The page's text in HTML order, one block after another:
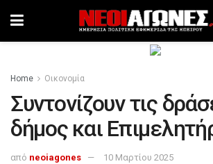
Home Οικονομία
Συντονίζουν τις
δήμος και
από neoiagones 10 Μαρτίου 2025